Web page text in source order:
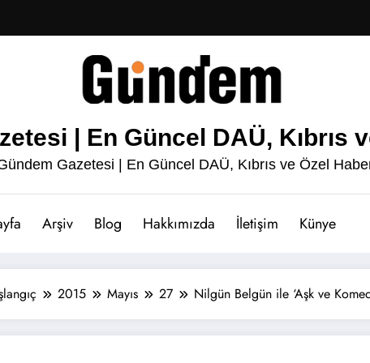
| En Güncel DAÜ, Kıbrıs
Gazetesi | En Güncel DAÜ, Kıbrıs ve Özel
Arşiv Blog Hakkımızda İletişim Künye
2015 Mayıs 27 Nilgün Belgün ile ‘Aşk ve